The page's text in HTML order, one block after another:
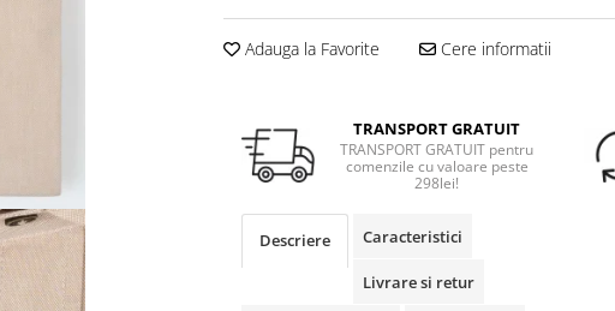
Adauga la Favorite Cere informatii
TRANSPORT GRATUIT
TRANSPORT GRATUIT pentru
comenzile cu valoare peste
298lei!
Descriere Caracteristici
Livrare si retur